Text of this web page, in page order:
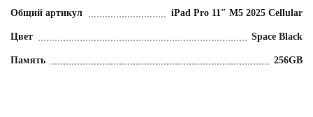
Общий артикул iPad Pro 11″ M5 2025 Cellular
Цвет Space Black
Память 256GB